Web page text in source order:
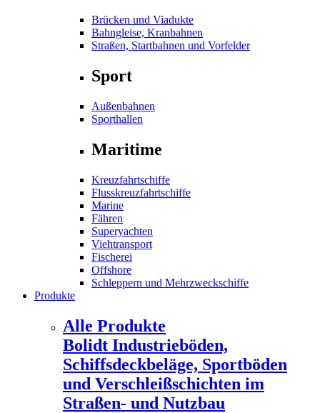
Brücken und Viadukte
Bahngleise, Kranbahnen
Straßen, Startbahnen und Vorfelder
Sport
Außenbahnen
Sporthallen
Maritime
Kreuzfahrtschiffe
Flusskreuzfahrtschiffe
Marine
Fähren
Superyachten
Viehtransport
Fischerei
Offshore
Schleppern und Mehrzweckschiffe
Produkte
Alle Produkte
Bolidt Industrieböden,
Schiffsdeckbeläge, Sportböden
und Verschleißschichten im
Straßen- und Nutzbau